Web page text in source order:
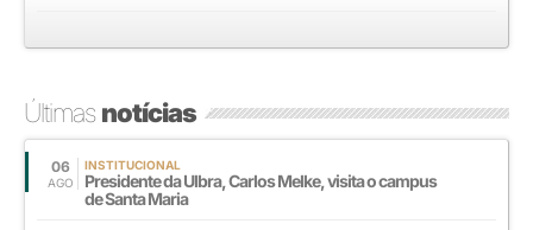
Últimasnotícias
06
AGO
INSTITUCIONAL
Presidente da Ulbra, Carlos Melke, visita o campus
de Santa Maria